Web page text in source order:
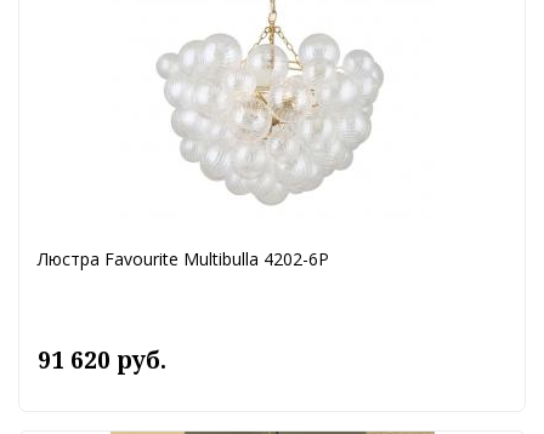
Люстра Favourite Multibulla 4202-6P
91 620 руб.